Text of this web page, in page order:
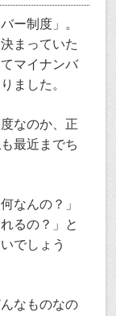
ー制度」。
まっていた
マイナンバ
ました。
なのか、正
最近までち
なんの？」
るの？」と
でしょう
なものなの